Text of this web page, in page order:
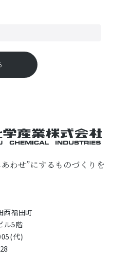
わせ”にするものづくりを
西福田町
ル5階
代)